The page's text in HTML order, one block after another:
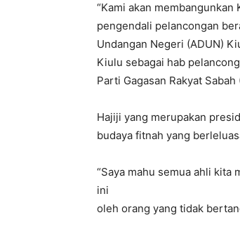
“Kami akan
pengendali pelancongan
Undangan Negeri (ADUN)
Kiulu sebagai hab
Parti Gagasan Rakyat
Hajiji yang merupakan
budaya fitnah yang
“Saya mahu semua ahli
ini
oleh orang yang tidak